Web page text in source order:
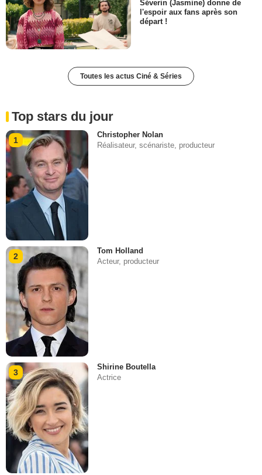
Séverin (Jasmine) donne de
l'espoir aux fans après son
départ !
Toutes les actus Ciné & Séries
Top stars du jour
1
Christopher Nolan
Réalisateur, scénariste, producteur
2
Tom Holland
Acteur, producteur
3
Shirine Boutella
Actrice